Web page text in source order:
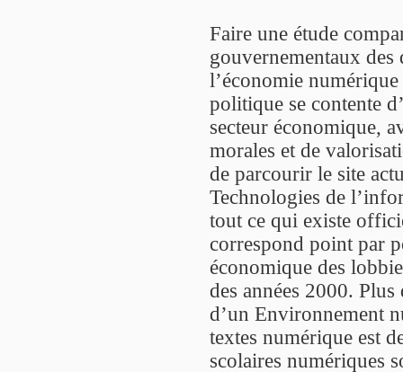
Faire une étude
gouvernementaux des
l’économie
politique se contente
secteur économique,
morales et de
de parcourir le site
Technologies de
tout ce qui existe
correspond point par
économique des
des années 2000.
d’un Environnement
textes numérique est
scolaires numériques